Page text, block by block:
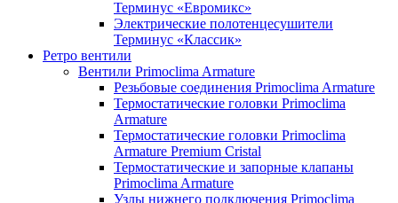
Терминус «Евромикс»
Электрические полотенцесушители
Терминус «Классик»
Ретро вентили
Вентили Primoclima Armature
Резьбовые соединения Primoclima Armature
Термостатические головки Primoclima
Armature
Термостатические головки Primoclima
Armature Premium Cristal
Термостатические и запорные клапаны
Primoclima Armature
Узлы нижнего подключения Primoclima